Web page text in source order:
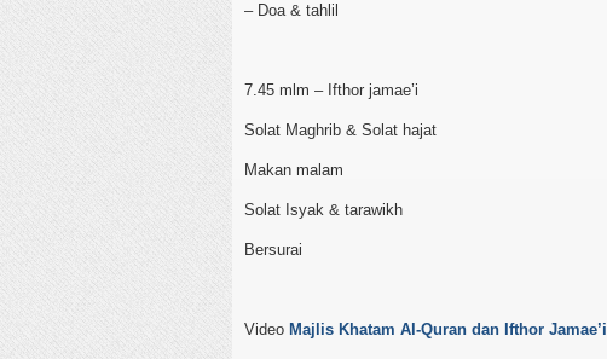
– Doa & tahlil
7.45 mlm – Ifthor jamae’i
Solat Maghrib & Solat hajat
Makan malam
Solat Isyak & tarawikh
Bersurai
Video Majlis Khatam Al-Quran dan Ifthor Jamae’i